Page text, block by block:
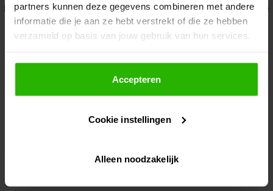
partners kunnen deze gegevens combineren met andere
informatie die je aan ze hebt verstrekt of die ze hebben
verzameld op basis van jouw gebruik van hun services.
Als je op "Accepteer" klikt, dan geef je Voordeeluitjes.nl
toestemming om cookies voor social media en
gepersonaliseerde advertenties te plaatsen.
Lees hier meer over in onsprivacybeleid
Via "Cookie instellingen" kun je ook zelf instellen welke
Accepteren
Cookie instellingen
Alleen noodzakelijk
loadingwww.voordeeluitjes.nl (see the browser console for more
information).